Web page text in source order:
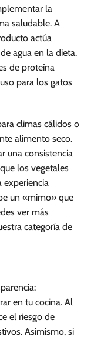
la
saludable. A
actúa
agua en la dieta.
de proteína
para los gatos
climas cálidos o
alimento seco.
una consistencia
los vegetales
un «mimo» que
ver más
categoría de
en tu cocina. Al
el riesgo de
Asimismo, si